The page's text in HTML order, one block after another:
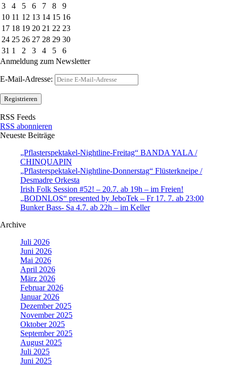
3
4 5 6 7 8
9
10 11 12 13 14 15 16
17 18 19 20 21 22 23
24 25 26 27 28 29 30
31 1 2 3 4 5
6
Anmeldung zum Newsletter
E-Mail-Adresse:
RSS Feeds
RSS abonnieren
Neueste Beiträge
„Pflasterspektakel-Nightline-Freitag“ BANDA YALA /
CHINQUAPIN
„Pflasterspektakel-Nightline-Donnerstag“ Flüsterkneipe /
Desmadre Orkesta
Irish Folk Session #52! – 20.7. ab 19h – im Freien!
„BODNLOS“ presented by JeboTek – Fr 17. 7. ab 23:00
Bunker Bass- Sa 4.7. ab 22h – im Keller
Archive
Juli 2026
Juni 2026
Mai 2026
April 2026
März 2026
Februar 2026
Januar 2026
Dezember 2025
November 2025
Oktober 2025
September 2025
August 2025
Juli 2025
Juni 2025